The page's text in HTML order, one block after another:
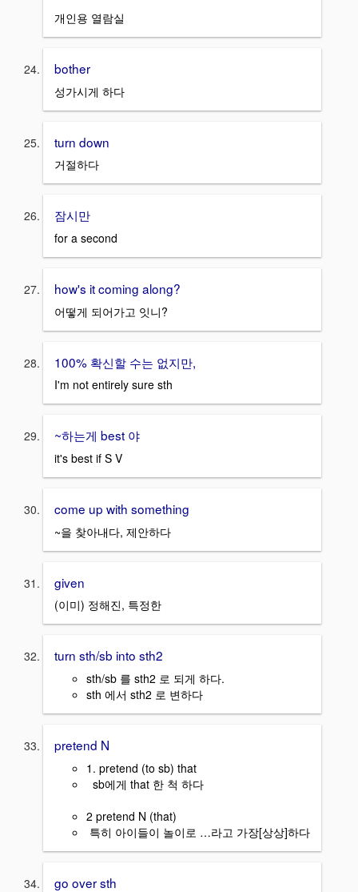
개인용 열람실
bother
성가시게 하다
turn down
거절하다
잠시만
for a second
how's it coming along?
어떻게 되어가고 잇니?
100% 확신할 수는 없지만,
I'm not entirely sure sth
~하는게 best 야
it's best if S V
come up with something
~을 찾아내다, 제안하다
given
(이미) 정해진, 특정한
turn sth/sb into sth2
sth/sb 를 sth2 로 되게 하다.
sth 에서 sth2 로 변하다
pretend N
1. pretend (to sb) that
sb에게 that 한 척 하다
2 pretend N (that)
특히 아이들이 놀이로 …라고 가장[상상]하다
go over sth